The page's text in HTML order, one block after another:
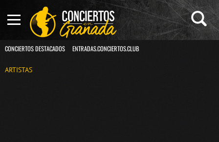
CONCIERTOS DESTACADOS ENTRADAS.CONCIERTOS.CLUB
ARTISTAS